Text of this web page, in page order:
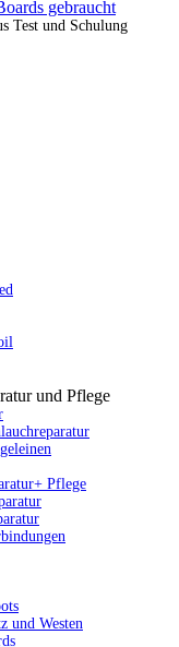
gebraucht
Test und Schulung
und Pflege
Pflege
und Westen